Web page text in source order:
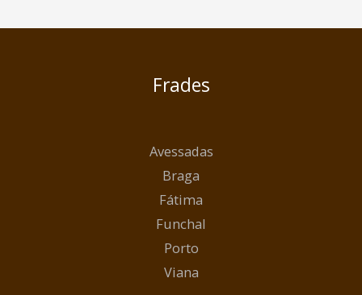
Frades
Avessadas
Braga
Fátima
Funchal
Porto
Viana